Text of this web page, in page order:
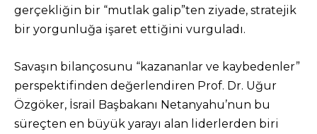
gerçekliğin bir “mutlak galip”ten ziyade, stratejik
bir yorgunluğa işaret ettiğini vurguladı.
Savaşın bilançosunu “kazananlar ve kaybedenler”
perspektifinden değerlendiren Prof. Dr. Uğur
Özgöker, İsrail Başbakanı Netanyahu’nun bu
süreçten en büyük yarayı alan liderlerden biri